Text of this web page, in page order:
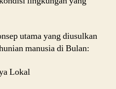
utama yang diusulkan
manusia di Bulan:
Lokal